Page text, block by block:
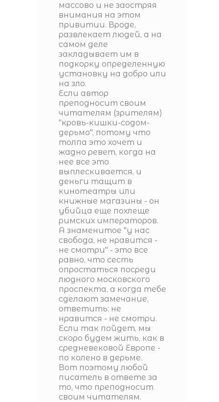
массово и не заостряя
внимания на этом
привитии. Вроде,
развлекает людей, а на
самом деле
закладывает им в
подкорку определенную
установку на добро или
на зло.
Если автор
преподносит своим
читателям (зрителям)
"кровь-кишки-содом-
дерьмо", потому что
толпа это хочет и
жадно ревет, когда на
нее все это
выплескивается, и
деньги тащит в
кинотеатры или
книжные магазины - он
убийца еще похлеще
римских императоров.
А знаменитое "у нас
свобода, не нравится -
не смотри" - это все
равно, что сесть
опростаться посреди
людного московского
проспекта, а когда тебе
сделают замечание,
ответить: не
нравится - не смотри.
Если так пойдет, мы
скоро будем жить, как в
средневековой Европе -
по колено в дерьме.
Вот поэтому любой
писатель в ответе за
то, что преподносит
своим читателям.